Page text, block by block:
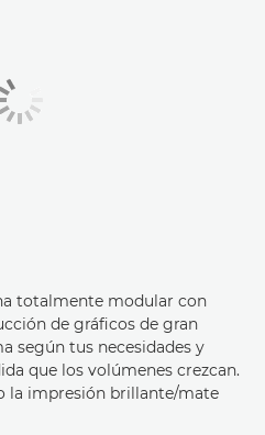
totalmente modular con
de gráficos de gran
según tus necesidades y
que los volúmenes crezcan.
la impresión brillante/mate